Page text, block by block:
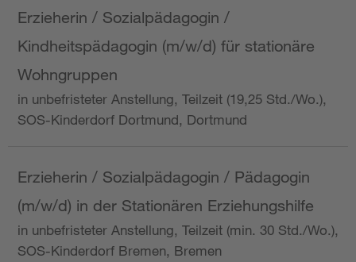
Erzieherin / Sozialpädagogin /
Kindheitspädagogin (m/w/d) für stationäre
Wohngruppen
in unbefristeter Anstellung, Teilzeit (19,25 Std./Wo.),
SOS-Kinderdorf Dortmund, Dortmund
Erzieherin / Sozialpädagogin / Pädagogin
(m/w/d) in der Stationären Erziehungshilfe
in unbefristeter Anstellung, Teilzeit (min. 30 Std./Wo.),
SOS-Kinderdorf Bremen, Bremen